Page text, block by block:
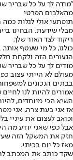
"מודה לך על כל שבריר
מהאלבום הפרטי
תופתעי אולי לגלות
מבלי שידעת, הבחינו
ריקוד לצד האור שלך.
כולנו, כל מי שעטף אותך,
הנעורים הזה ולקחת
מודים לך על כל שבריר
מעולם לא הייתי עצוב
בבתים הנכונים
אמורים להיות לנו
השיא הכי מיוחדים,
אז אני בעת צרה. אני
וכואב לעצום את עיניי
אבל כפי שאני יודע מה
חזק את המשקל הזה שעל
מאז כל יום בכיתי.
שקד כותב את המכתב